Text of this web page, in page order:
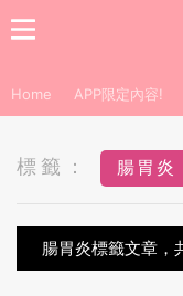
Home APP限定內容!
標籤： 腸胃炎
腸胃炎標籤文章，